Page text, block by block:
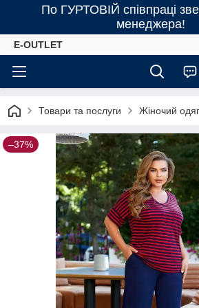
По ГУРТОВІЙ співпраці
менеджера!
E-OUTLET
Товари та послуги Жіночий одяг
–37%